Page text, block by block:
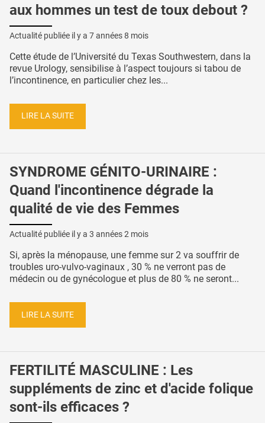
aux hommes un test de toux debout ?
Actualité publiée il y a 7 années 8 mois
Cette étude de l’Université du Texas Southwestern, dans la
revue Urology, sensibilise à l’aspect toujours si tabou de
l’incontinence, en particulier chez les...
LIRE LA SUITE
SYNDROME GÉNITO-URINAIRE :
Quand l'incontinence dégrade la
qualité de vie des Femmes
Actualité publiée il y a 3 années 2 mois
Si, après la ménopause, une femme sur 2 va souffrir de
troubles uro-vulvo-vaginaux , 30 % ne verront pas de
médecin ou de gynécologue et plus de 80 % ne seront...
LIRE LA SUITE
FERTILITÉ MASCULINE : Les
suppléments de zinc et d'acide folique
sont-ils efficaces ?